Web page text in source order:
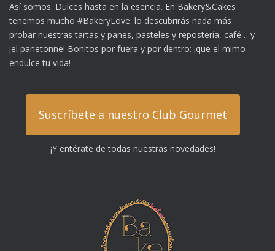
Así somos. Dulces hasta en la esencia. En Bakery&Cakes
tenemos mucho #BakeryLove: lo descubrirás nada más
probar nuestras tartas y panes, pasteles y repostería, café… y
¡el panetonne! Bonitos por fuera y por dentro: ¡que el mimo
endulce tu vida!
Suscríbete a nuestro Club Gourmet
¡Y entérate de todas nuestras novedades!